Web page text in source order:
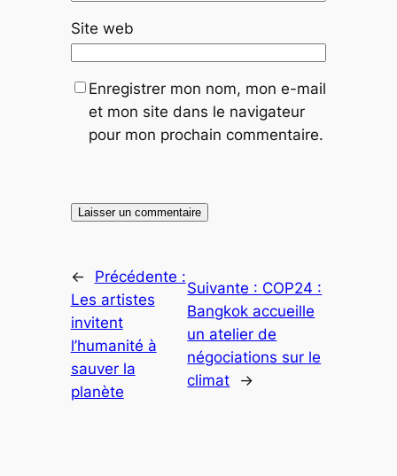
Site web
Enregistrer mon nom, mon e-mail
et mon site dans le navigateur
pour mon prochain commentaire.
←
Précédente :
Les artistes
invitent
l’humanité à
sauver la
planète
Suivante : COP24 :
Bangkok accueille
un atelier de
négociations sur le
climat
→